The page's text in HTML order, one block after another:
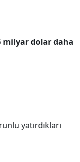
milyar dolar daha
yatırdıkları